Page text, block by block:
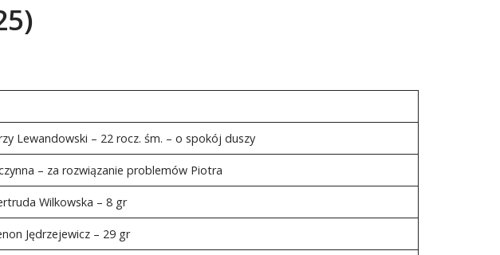
Lewandowski – 22 rocz. śm. – o spokój duszy
– za rozwiązanie problemów Piotra
Wilkowska – 8 gr
Jędrzejewicz – 29 gr